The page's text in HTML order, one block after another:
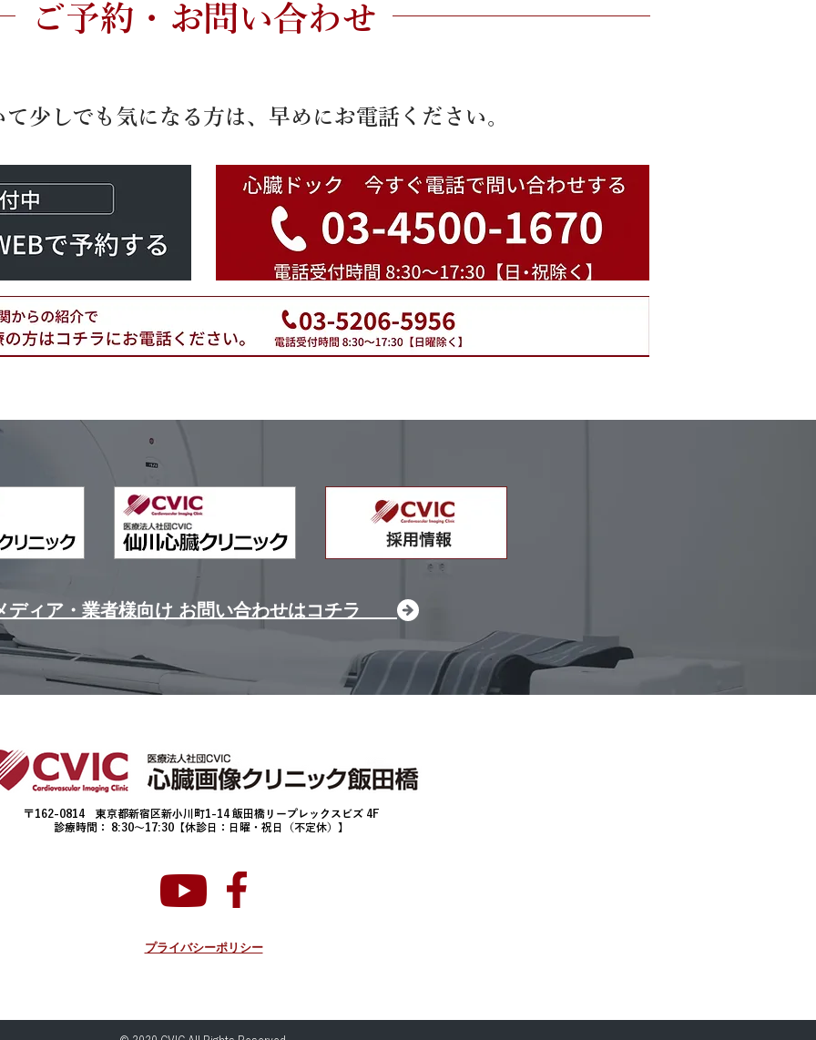
ご予約・お問い合わせ
少しでも気になる方は、早めにお電話ください。
ディア・業者様向け お問い合わせはコチラ
〒162-0814 東京都新宿区新小川町1-14 飯田橋リープレックスビズ 4F
診療時間： 8:30〜17:30【休診日：日曜・祝日（不定休）】
プライバシーポリシー